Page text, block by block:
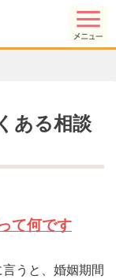
ある相談
て何です
うと、婚姻期間